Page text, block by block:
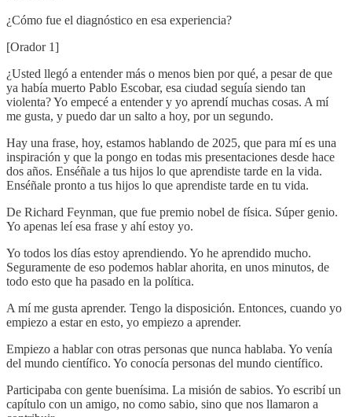
¿Cómo fue el diagnóstico en esa experiencia?
[Orador 1]
¿Usted llegó a entender más o menos bien por qué, a pesar de que
ya había muerto Pablo Escobar, esa ciudad seguía siendo tan
violenta? Yo empecé a entender y yo aprendí muchas cosas. A mí
me gusta, y puedo dar un salto a hoy, por un segundo.
Hay una frase, hoy, estamos hablando de 2025, que para mí es una
inspiración y que la pongo en todas mis presentaciones desde hace
dos años. Enséñale a tus hijos lo que aprendiste tarde en la vida.
Enséñale pronto a tus hijos lo que aprendiste tarde en tu vida.
De Richard Feynman, que fue premio nobel de física. Súper genio.
Yo apenas leí esa frase y ahí estoy yo.
Yo todos los días estoy aprendiendo. Yo he aprendido mucho.
Seguramente de eso podemos hablar ahorita, en unos minutos, de
todo esto que ha pasado en la política.
A mí me gusta aprender. Tengo la disposición. Entonces, cuando yo
empiezo a estar en esto, yo empiezo a aprender.
Empiezo a hablar con otras personas que nunca hablaba. Yo venía
del mundo científico. Yo conocía personas del mundo científico.
Participaba con gente buenísima. La misión de sabios. Yo escribí un
capítulo con un amigo, no como sabio, sino que nos llamaron a